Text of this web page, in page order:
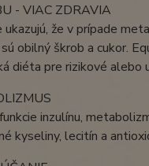
- VIAC ZDRAVIA
že v prípade
obilný škrob a cukor.
diéta pre rizikové alebo
inzulínu,
kyseliny, lecitín a